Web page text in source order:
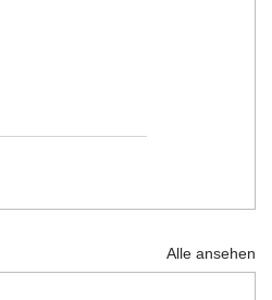
Alle ansehen